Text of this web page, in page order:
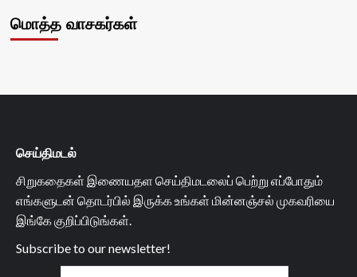
மொத்த வாசகர்கள்
செய்திமடல்
சிறுகதைகள் இணையதள செய்திமடலைப் பெற்று எப்போதும்
எங்களுடன் தொடர்பில் இருக்க உங்கள் மின்னஞ்சல் முகவரியை
இங்கே குறிப்பிடுங்கள்.
Subscribe to our newsletter!